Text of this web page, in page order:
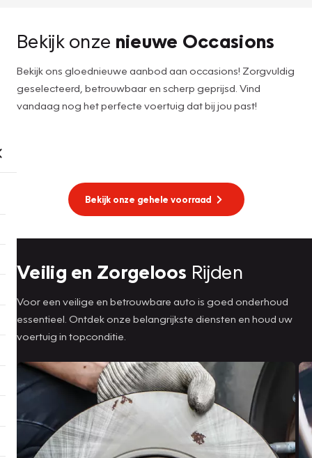
Bekijk onze nieuwe Occasions
Bekijk ons gloednieuwe aanbod aan occasions! Zorgvuldig
geselecteerd, betrouwbaar en scherp geprijsd. Vind
vandaag nog het perfecte voertuig dat bij jou past!
Bekijk onze gehele voorraad
Veilig en Zorgeloos Rijden
Voor een veilige en betrouwbare auto is goed onderhoud
essentieel. Ontdek onze belangrijkste diensten en houd uw
voertuig in topconditie.